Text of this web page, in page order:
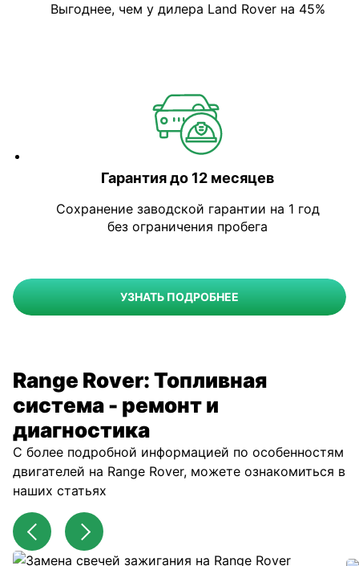
Выгоднее, чем у дилера Land Rover на 45%
Гарантия до 12 месяцев
Сохранение заводской гарантии на 1 год
без ограничения пробега
УЗНАТЬ ПОДРОБНЕЕ
Range Rover: Топливная
система - ремонт и
диагностика
С более подробной информацией по особенностям
двигателей на Range Rover, можете ознакомиться в
наших статьях